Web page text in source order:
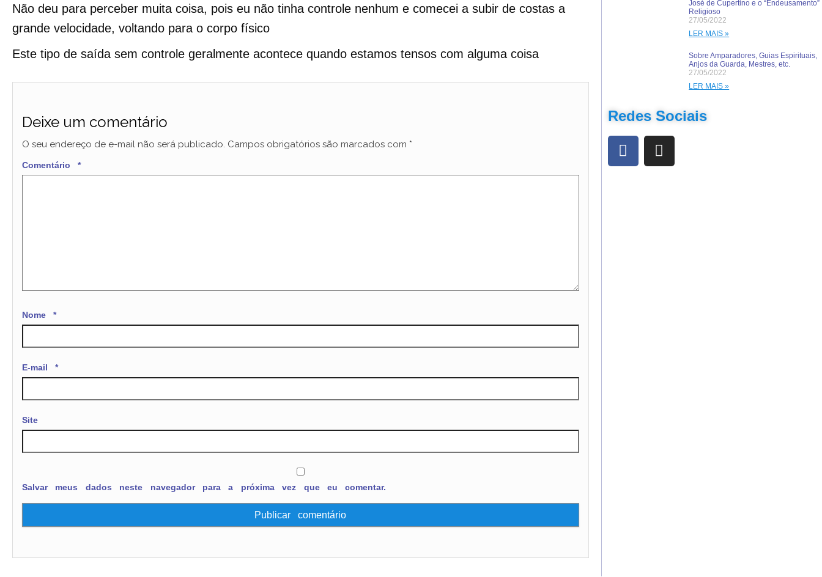
Não deu para perceber muita coisa, pois eu não tinha controle nenhum e comecei a subir de costas a
grande velocidade, voltando para o corpo físico
Este tipo de saída sem controle geralmente acontece quando estamos tensos com alguma coisa
Deixe um comentário
O seu endereço de e-mail não será publicado. Campos obrigatórios são marcados com *
Comentário*
Nome*
E-mail*
Site
Salvar meus dados neste navegador para a próxima vez que eu comentar.
José de Cupertino e o “Endeusamento”
Religioso
27/05/2022
LER MAIS »
Sobre Amparadores, Guias Espirituais,
Anjos da Guarda, Mestres, etc.
27/05/2022
LER MAIS »
Redes Sociais